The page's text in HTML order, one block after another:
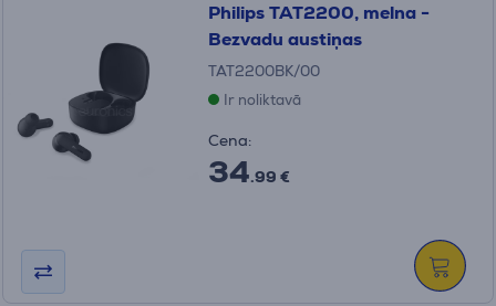
Philips TAT2200, melna -
Bezvadu austiņas
TAT2200BK/00
Ir noliktavā
Cena:
34.99 €